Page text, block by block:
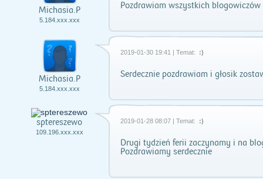
Michasia.P
5.184.xxx.xxx
Pozdrawiam wszystkich blogowiczów
Michasia.P
5.184.xxx.xxx
2019-01-30 19:41 | Temat: :)
Serdecznie pozdrawiam i głosik
sptereszewo
109.196.xxx.xxx
2019-01-28 08:07 | Temat: :)
Drugi tydzień ferii zaczynamy i na
Pozdrawiamy serdecznie